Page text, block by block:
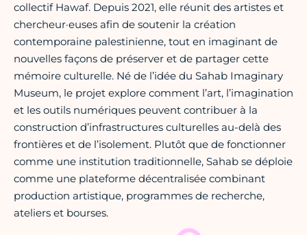
collectif Hawaf. Depuis 2021, elle réunit des artistes et
chercheur·euses afin de soutenir la création
contemporaine palestinienne, tout en imaginant de
nouvelles façons de préserver et de partager cette
mémoire culturelle. Né de l’idée du Sahab Imaginary
Museum, le projet explore comment l’art, l’imagination
et les outils numériques peuvent contribuer à la
construction d’infrastructures culturelles au-delà des
frontières et de l’isolement. Plutôt que de fonctionner
comme une institution traditionnelle, Sahab se déploie
comme une plateforme décentralisée combinant
production artistique, programmes de recherche,
ateliers et bourses.